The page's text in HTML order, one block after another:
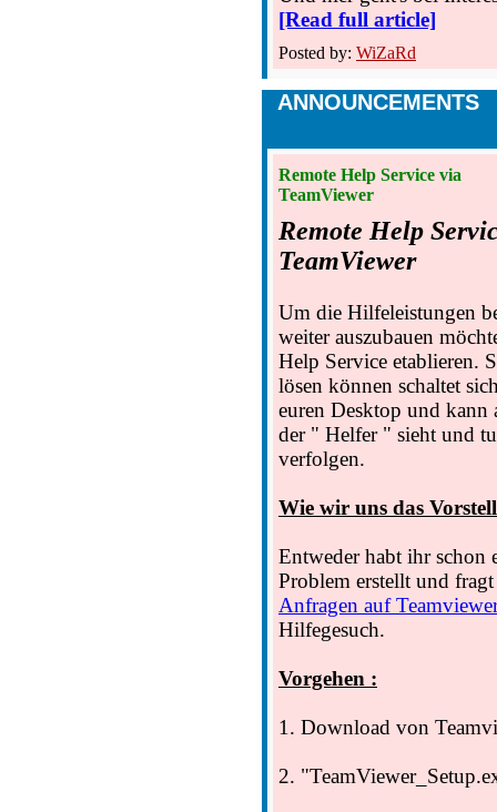
[Read full article]
Posted by: WiZaRd
ANNOUNCEMENTS
Remote Help Service via
TeamViewer
Remote Help
TeamViewer
Um die Hilfeleistungen
weiter auszubauen
Help Service etablieren.
lösen können schaltet
euren Desktop und kann
der " Helfer " sieht und
verfolgen.
Wie wir uns das
Entweder habt ihr schon
Problem erstellt und
Anfragen auf
Hilfegesuch.
Vorgehen :
1. Download von
2.